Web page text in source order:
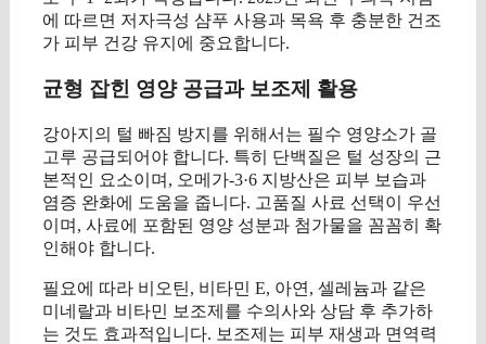
에 따르면 저자극성 샴푸 사용과 목욕 후 충분한 건조
가 피부 건강 유지에 중요합니다.
균형 잡힌 영양 공급과 보조제 활용
강아지의 털 빠짐 방지를 위해서는 필수 영양소가 골
고루 공급되어야 합니다. 특히 단백질은 털 성장의 근
본적인 요소이며, 오메가-3·6 지방산은 피부 보습과
염증 완화에 도움을 줍니다. 고품질 사료 선택이 우선
이며, 사료에 포함된 영양 성분과 첨가물을 꼼꼼히 확
인해야 합니다.
필요에 따라 비오틴, 비타민 E, 아연, 셀레늄과 같은
미네랄과 비타민 보조제를 수의사와 상담 후 추가하
는 것도 효과적입니다. 보조제는 피부 재생과 면역력